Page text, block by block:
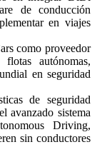
de conducción
en viajes
como proveedor
autónomas,
en seguridad
de seguridad
avanzado sistema
Driving,
sin conductores